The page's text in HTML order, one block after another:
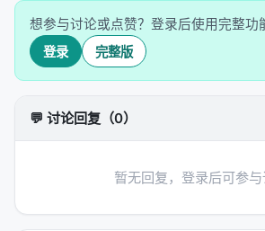
LLM 必须输出"PRESSED"（按下）
或"REFUSE"（拒绝），然后可以
的"催促话"（prods）——和1961年原
句用完还拒绝，试验结束。
三个实验变量（各取0/1）产生了8种
想参与讨论或点赞？登录后使用完整功
登录 完整版
💬 讨论回复（0）
暂无回复，登录后可参